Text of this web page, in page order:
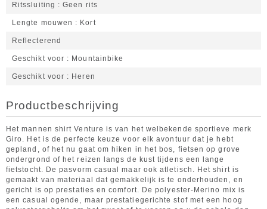
Ritssluiting Geen rits
Lengte mouwen Kort
Reflecterend
Geschikt voor Mountainbike
Geschikt voor Heren
Productbeschrijving
Het mannen shirt Venture is van het welbekende sportieve merk
Giro. Het is de perfecte keuze voor elk avontuur dat je hebt
gepland, of het nu gaat om hiken in het bos, fietsen op grove
ondergrond of het reizen langs de kust tijdens een lange
fietstocht. De pasvorm casual maar ook atletisch. Het shirt is
gemaakt van materiaal dat gemakkelijk is te onderhouden, en
gericht is op prestaties en comfort. De polyester-Merino mix is
een casual ogende, maar prestatiegerichte stof met een hoog